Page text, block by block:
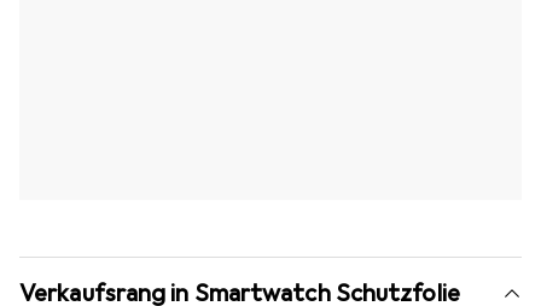
Verkaufsrang in Smartwatch Schutzfolie